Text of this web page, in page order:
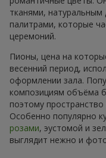
тканями,
палитрами, которые
церемоний.
Пионы, цена на
весенний период,
оформлении зала.
композициям объёма
поэтому
Особенно популярно
розами, эустомой и
выглядит нежно и